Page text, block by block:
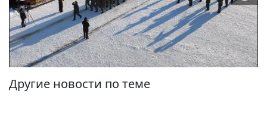
Другие новости по теме